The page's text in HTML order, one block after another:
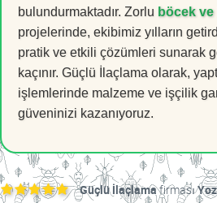
bulundurmaktadır. Zorlu böcek
projelerinde, ekibimiz yılların
pratik ve etkili çözümleri sunarak
kaçınır. Güçlü İlaçlama olarak,
işlemlerinde malzeme ve işçilik
güveninizi kazanıyoruz.
Güçlü İlaçlamafirması